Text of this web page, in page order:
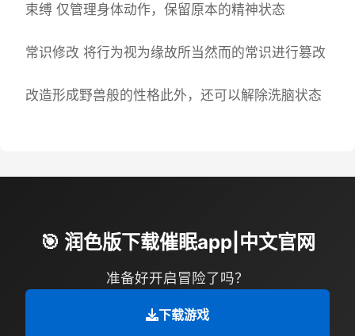
束缚 仅管理身体动作，保留原本的精神状态
常识修改 将行为视为缘故所当然而的常识进行篡改
改造形成野兽般的性格此外，还可以解除洗脑状态
🎯 润色版下载催眠app|中文官网
准备好开启冒险了吗？
下载游戏